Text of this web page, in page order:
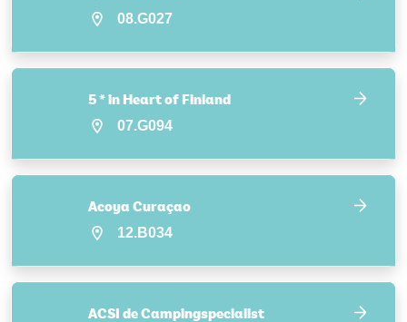
08.G027
5 * in Heart of Finland
07.G094
Acoya Curaçao
12.B034
ACSI de Campingspecialist